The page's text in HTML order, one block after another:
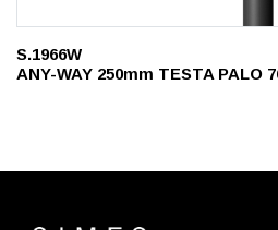
S.1966W
ANY-WAY 250mm TESTA PALO